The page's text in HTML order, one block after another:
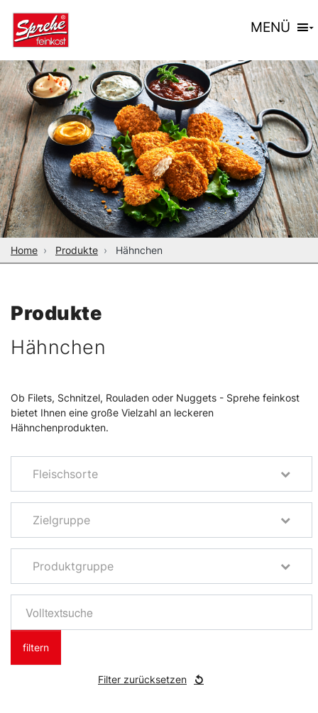
MENÜ
Home Produkte Hähnchen
Produkte
Hähnchen
Ob Filets, Schnitzel, Rouladen oder Nuggets - Sprehe feinkost
bietet Ihnen eine große Vielzahl an leckeren
Hähnchenprodukten.
Fleischsorte
Zielgruppe
Produktgruppe
filtern
Filter zurücksetzen